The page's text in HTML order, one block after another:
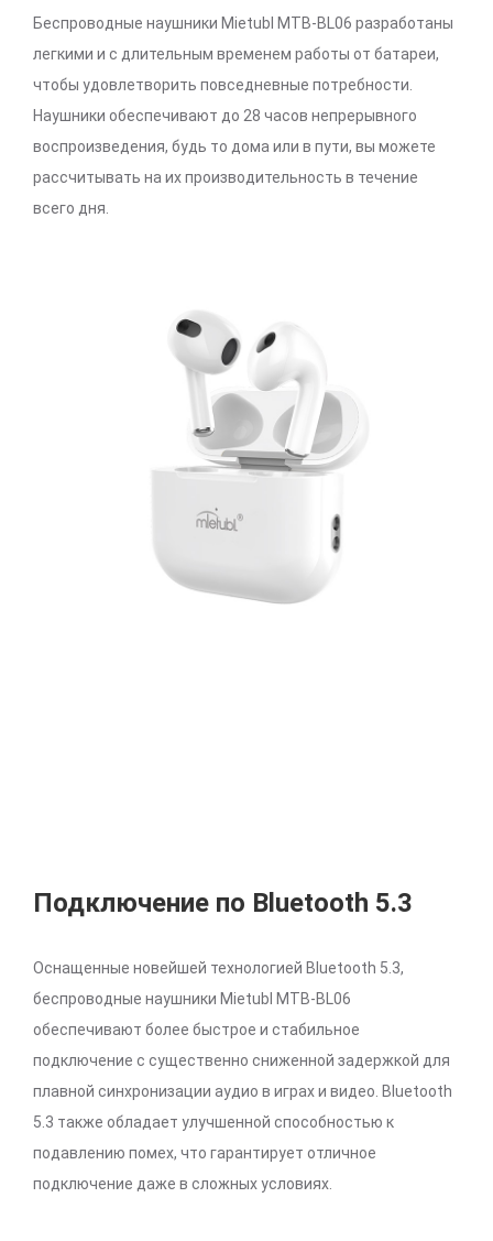
Беспроводные наушники Mietubl MTB-BL06 разработаны
легкими и с длительным временем работы от батареи,
чтобы удовлетворить повседневные потребности.
Наушники обеспечивают до 28 часов непрерывного
воспроизведения, будь то дома или в пути, вы можете
рассчитывать на их производительность в течение
всего дня.
Подключение по Bluetooth 5.3
Оснащенные новейшей технологией Bluetooth 5.3,
беспроводные наушники Mietubl MTB-BL06
обеспечивают более быстрое и стабильное
подключение с существенно сниженной задержкой для
плавной синхронизации аудио в играх и видео. Bluetooth
5.3 также обладает улучшенной способностью к
подавлению помех, что гарантирует отличное
подключение даже в сложных условиях.